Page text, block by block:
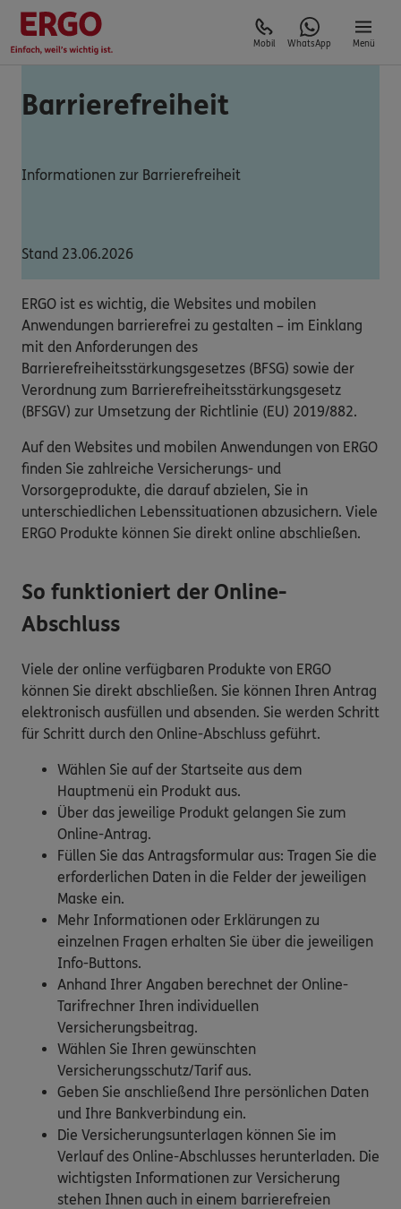
Mobil WhatsApp Menü
Barrierefreiheit
Informationen zur Barrierefreiheit
Stand 23.06.2026
ERGO ist es wichtig, die Websites und mobilen
Anwendungen barrierefrei zu gestalten – im Einklang
mit den Anforderungen des
Barrierefreiheitsstärkungsgesetzes (BFSG) sowie der
Verordnung zum Barrierefreiheitsstärkungsgesetz
(BFSGV) zur Umsetzung der Richtlinie (EU) 2019/882.
Auf den Websites und mobilen Anwendungen von ERGO
finden Sie zahlreiche Versicherungs- und
Vorsorgeprodukte, die darauf abzielen, Sie in
unterschiedlichen Lebenssituationen abzusichern. Viele
ERGO Produkte können Sie direkt online abschließen.
So funktioniert der Online-
Abschluss
Viele der online verfügbaren Produkte von ERGO
können Sie direkt abschließen. Sie können Ihren Antrag
elektronisch ausfüllen und absenden. Sie werden Schritt
für Schritt durch den Online-Abschluss geführt.
Wählen Sie auf der Startseite aus dem
Hauptmenü ein Produkt aus.
Über das jeweilige Produkt gelangen Sie zum
Online-Antrag.
Füllen Sie das Antragsformular aus: Tragen Sie die
erforderlichen Daten in die Felder der jeweiligen
Maske ein.
Mehr Informationen oder Erklärungen zu
einzelnen Fragen erhalten Sie über die jeweiligen
Info-Buttons.
Anhand Ihrer Angaben berechnet der Online-
Tarifrechner Ihren individuellen
Versicherungsbeitrag.
Wählen Sie Ihren gewünschten
Versicherungsschutz/Tarif aus.
Geben Sie anschließend Ihre persönlichen Daten
und Ihre Bankverbindung ein.
Die Versicherungsunterlagen können Sie im
Verlauf des Online-Abschlusses herunterladen. Die
wichtigsten Informationen zur Versicherung
stehen Ihnen auch in einem barrierefreien